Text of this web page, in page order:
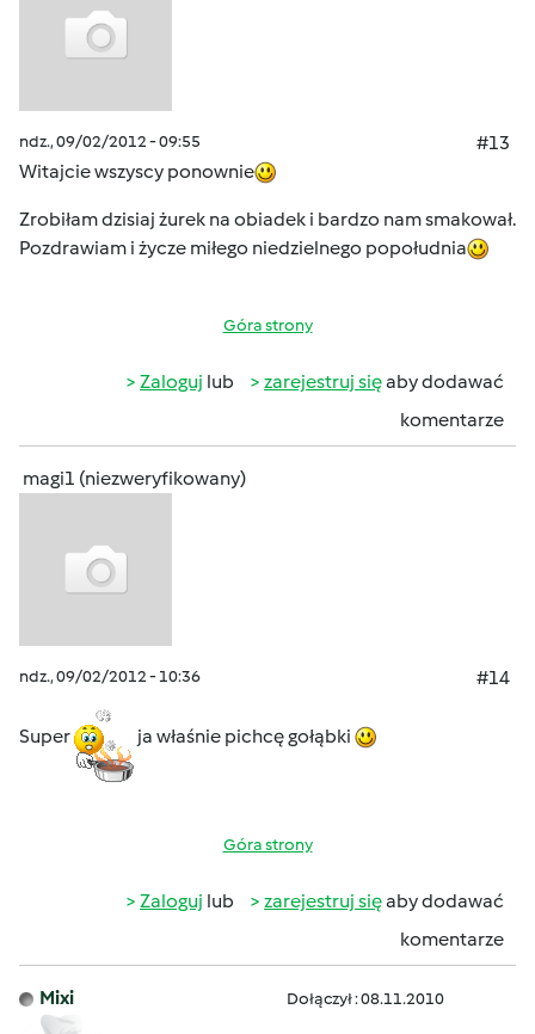
ndz., 09/02/2012 - 09:55
#13
Witajcie wszyscy ponownie
Zrobiłam dzisiaj żurek na obiadek i bardzo nam smakował.
Pozdrawiam i życze miłego niedzielnego popołudnia
Góra strony
Zaloguj lub zarejestruj sięaby dodawać
komentarze
magi1 (niezweryfikowany)
ndz., 09/02/2012 - 10:36 #14
Super ja właśnie pichcę gołąbki
Góra strony
Zaloguj lub zarejestruj sięaby dodawać
komentarze
Mixi Dołączył : 08.11.2010